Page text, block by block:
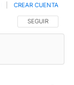
SIGA ESTA
SEGUIR
CREAR CUENTA